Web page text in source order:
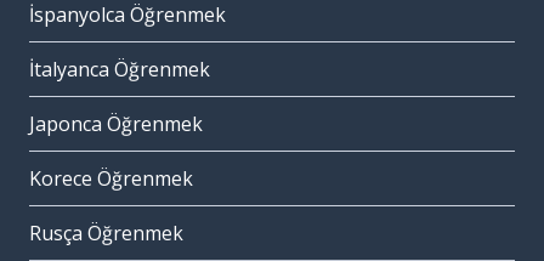
İspanyolca Öğrenmek
İtalyanca Öğrenmek
Japonca Öğrenmek
Korece Öğrenmek
Rusça Öğrenmek